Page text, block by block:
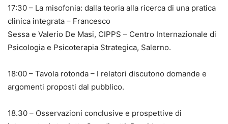
17:30 – La misofonia: dalla teoria alla ricerca di una pratica
clinica integrata – Francesco
Sessa e Valerio De Masi, CIPPS – Centro Internazionale di
Psicologia e Psicoterapia Strategica, Salerno.
18:00 – Tavola rotonda – I relatori discutono domande e
argomenti proposti dal pubblico.
18.30 – Osservazioni conclusive e prospettive di